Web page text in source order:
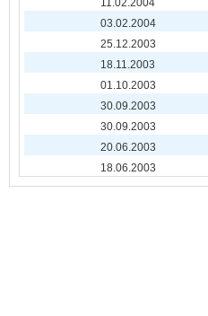
11.02.2004
03.02.2004
25.12.2003
18.11.2003
01.10.2003
30.09.2003
30.09.2003
20.06.2003
18.06.2003